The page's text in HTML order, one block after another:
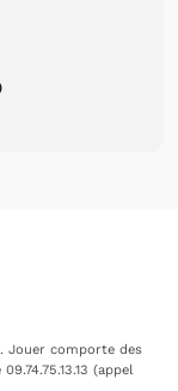
Jouer comporte des
(appel